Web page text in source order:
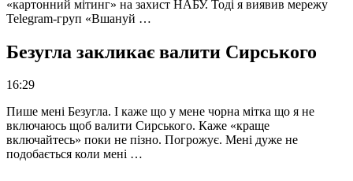
«картонний мітинг» на захист НАБУ. Тоді я виявив мережу
Telegram-груп «Вшануй …
Безугла закликає валити Сирського
16:29
Пише мені Безугла. І каже що у мене чорна мітка що я не
включаюсь щоб валити Сирського. Каже «краще
включайтесь» поки не пізно. Погрожує. Мені дуже не
подобається коли мені …